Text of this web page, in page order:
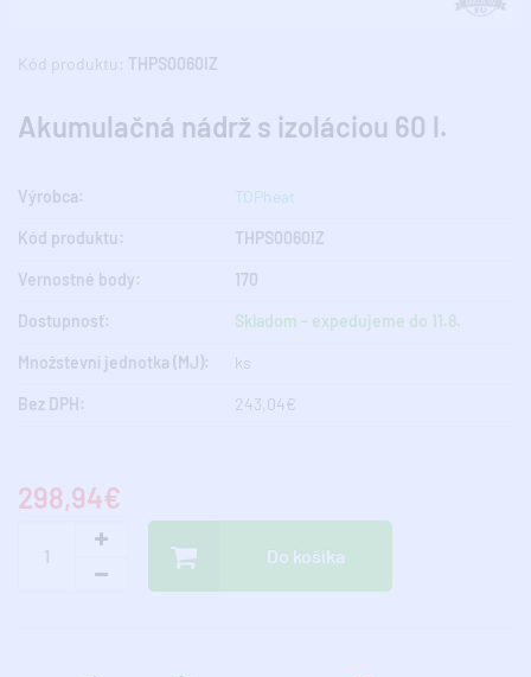
Kód produktu: THPS0060IZ
Akumulačná nádrž s izoláciou 60 l.
Výrobca: TOPheat
Kód produktu: THPS0060IZ
Vernostné body: 170
Dostupnosť: Skladom - expedujeme do 11.8.
Množstevní jednotka (MJ): ks
Bez DPH: 243,04€
298,94€
Do košíka